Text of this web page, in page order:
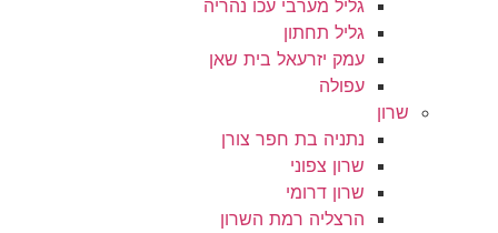
גליל מערבי עכו נהריה
גליל תחתון
עמק יזרעאל בית שאן
עפולה
שרון
נתניה בת חפר צורן
שרון צפוני
שרון דרומי
הרצליה רמת השרון